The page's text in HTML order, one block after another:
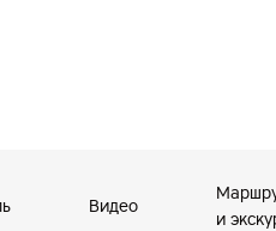
Видео
и